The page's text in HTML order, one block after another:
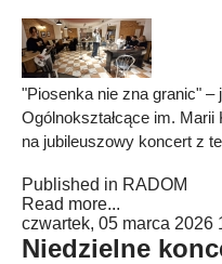
"Piosenka nie zna granic" –
Ogólnokształcące im.
na jubileuszowy koncert z
Published in RADOM
Read more...
czwartek, 05 marca 2026
Niedzielne